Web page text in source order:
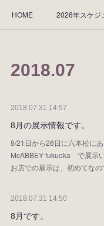
HOME 2026年スケジ
WORKS CGArt作品っ
ショップ 作品のレン
2024年 の足跡 2023*
2018年あしあと
2018.07
2018.07.31 14:57
8月の展示情報です。
8/21日から26日に六本松に
McABBEY fukuoka で展示
お店での展示は、初めてな
2018.07.31 14:50
8月です。